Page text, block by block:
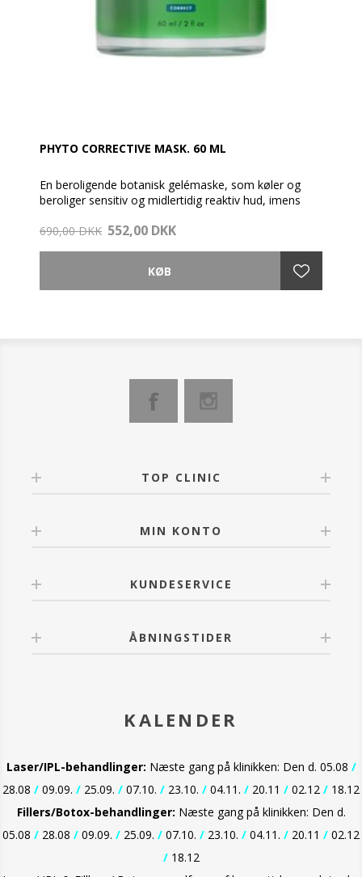
PHYTO CORRECTIVE MASK. 60 ML
En beroligende botanisk gelémaske, som køler og
beroliger sensitiv og midlertidig reaktiv hud, imens
dipetid og hyaluronsyre. Styrker hudens forsvar mod
eksterne miljøpvirkniger.
Masken kan anvendes som en ugentlig maske for
formulering. Sænker hudtemperaturen efter påføring
og er helt ideel at bruge efter æstetiske behandlinger.
690,00 DKK 552,00 DKK
TOP CLINIC
MIN KONTO
KUNDESERVICE
ÅBNINGSTIDER
KALENDER
Laser/IPL-behandlinger: Næste gang på klinikken: Den d. 05.08 /
28.08 / 09.09. / 25.09. / 07.10. / 23.10. / 04.11. / 20.11 / 02.12 / 18.12
Fillers/Botox-behandlinger: Næste gang på klinikken: Den d.
05.08 / 28.08 / 09.09. / 25.09. / 07.10. / 23.10. / 04.11. / 20.11 / 02.12
/18.12